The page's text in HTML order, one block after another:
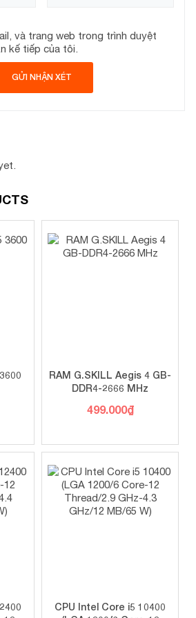
bo mạch chủ truyền thống sử dụng
ASRock B660M-HDV sử dụng thiết
được xây dựng trên form Micro
các dàn PC tối ưu nhất về kích
phẩm vẫn cung cấp 2 khe
chuẩn DDR4, cho phép nâng cấp
lượng. Ngoài ra, B660M-HDV còn
và trang web trong trình duyệt
kế tiếp của tôi.
RAM G.SKILL Aegis 4 GB-
DDR4-2666 MHz
499.000₫
CPU Intel Core i5 10400